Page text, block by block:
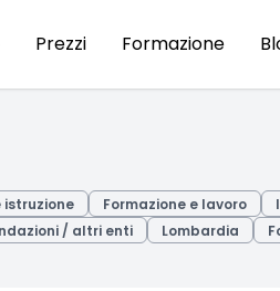
Prezzi Formazione
istruzione Formazione e lavoro
/ altri enti Lombardia